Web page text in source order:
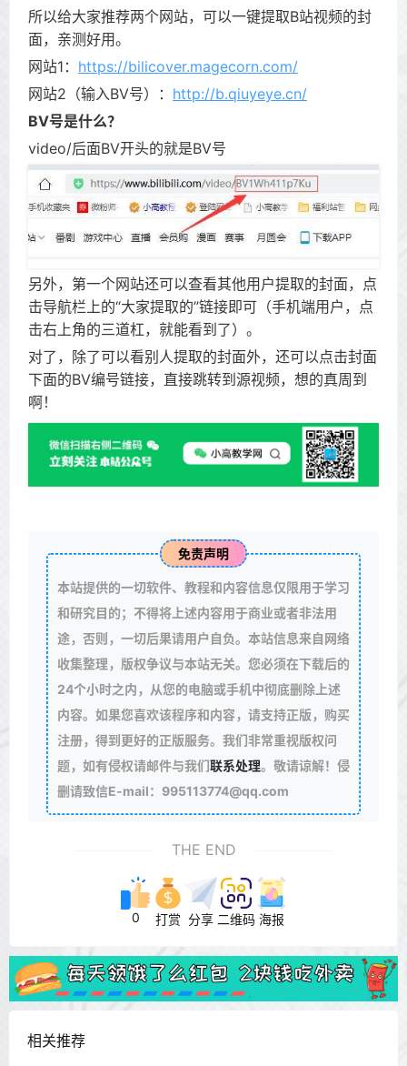
所以给大家推荐两个网站，可以一键提取B站视频的封
面，亲测好用。
网站1： https://bilicover.magecorn.com/
网站2（输入BV号）： http://b.qiuyeye.cn/
BV号是什么？
video/后面BV开头的就是BV号
另外，第一个网站还可以查看其他用户提取的封面，点
击导航栏上的“大家提取的”链接即可（手机端用户，点
击右上角的三道杠，就能看到了）。
对了，除了可以看别人提取的封面外，还可以点击封面
下面的BV编号链接，直接跳转到源视频，想的真周到
啊！
免责声明
本站提供的一切软件、教程和内容信息仅限用于学习
和研究目的；不得将上述内容用于商业或者非法用
途，否则，一切后果请用户自负。本站信息来自网络
收集整理，版权争议与本站无关。您必须在下载后的
24个小时之内，从您的电脑或手机中彻底删除上述
内容。如果您喜欢该程序和内容，请支持正版，购买
注册，得到更好的正版服务。我们非常重视版权问
题，如有侵权请邮件与我们联系处理。敬请谅解！侵
删请致信E-mail：995113774@qq.com
THE END
0 打赏 分享 二维码 海报
相关推荐